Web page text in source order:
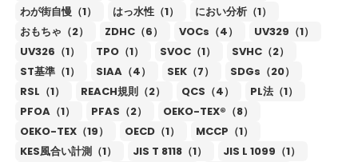
わが街自慢（1）
はっ水性（1）
におい分析（1）
おもちゃ（2）
ZDHC（6） VOCs（4）
UV329（1）
UV326（1）
TPO（1） SVOC（1）
SVHC（2）
ST基準（1）
SIAA（4） SEK（7）
SDGs（20）
RSL（1）
REACH規則（2） QCS（4）
PL法（1）
PFOA（1）
PFAS（2）
OEKO-TEX®（8）
OEKO-TEX（19）
OECD（1）
MCCP（1）
KES風合い計測（1）
JIS T 8118（1）
JIS L 1099（1）